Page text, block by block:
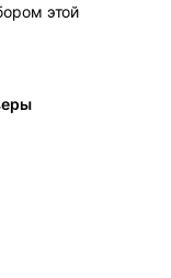
этой